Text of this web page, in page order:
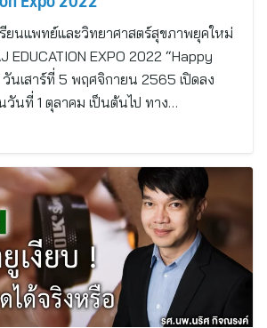
รียนแพทย์และวิทยาศาสตร์สุขภาพยุคใหม่
EDUCATION EXPO 2022 “Happy
นเสาร์ที่ 5 พฤศจิกายน 2565 เปิดลง
วันที่ 1 ตุลาคม เป็นต้นไป ทาง…